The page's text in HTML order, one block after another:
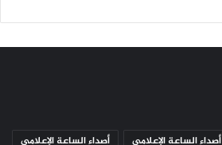
أصداء الساعة الإعلامي
أصداء الساعة الإعلامي